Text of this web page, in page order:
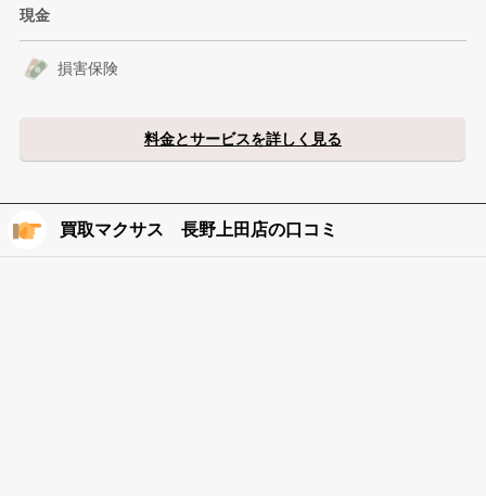
現金
損害保険
料金とサービスを詳しく見る
買取マクサス 長野上田店の口コミ